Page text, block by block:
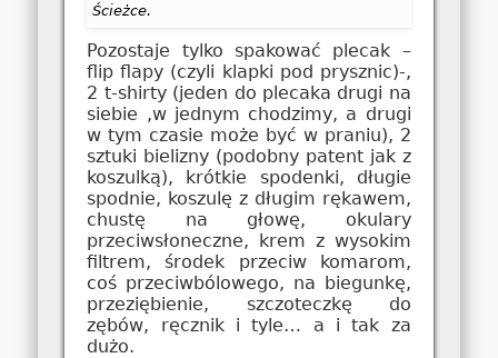
Ścieżce.
Pozostaje tylko spakować plecak –
flip flapy (czyli klapki pod prysznic)-,
2 t-shirty (jeden do plecaka drugi na
siebie ,w jednym chodzimy, a drugi
w tym czasie może być w praniu), 2
sztuki bielizny (podobny patent jak z
koszulką), krótkie spodenki, długie
spodnie, koszulę z długim rękawem,
chustę na głowę, okulary
przeciwsłoneczne, krem z wysokim
filtrem, środek przeciw komarom,
coś przeciwbólowego, na biegunkę,
przeziębienie, szczoteczkę do
zębów, ręcznik i tyle… a i tak za
dużo.